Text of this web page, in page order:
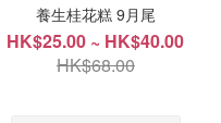
養生桂花糕 9月尾
HK$25.00 ~ HK$40.00
HK$68.00